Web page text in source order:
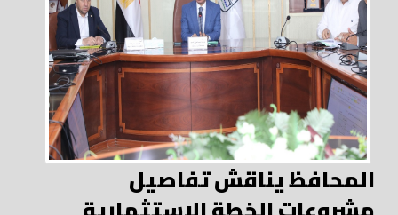
المحافظ يناقش تفاصيل